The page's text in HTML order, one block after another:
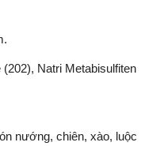
Natri Metabisulfiten
nướng, chiên, xào, luộc